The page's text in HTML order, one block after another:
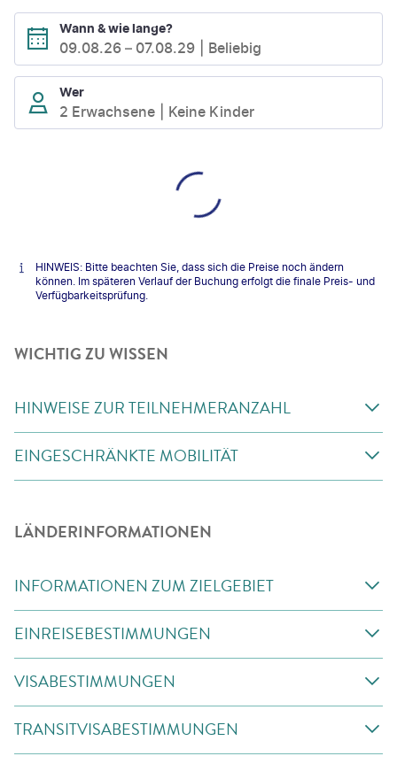
Wann & wie lange?
09.08.26 – 07.08.29 Beliebig
Wer
2 Erwachsene Keine Kinder
HINWEIS: Bitte beachten Sie, dass sich die Preise noch ändern
können. Im späteren Verlauf der Buchung erfolgt die finale Preis- und
Verfügbarkeitsprüfung.
WICHTIG ZU WISSEN
HINWEISE ZUR TEILNEHMERANZAHL
EINGESCHRÄNKTE MOBILITÄT
LÄNDERINFORMATIONEN
INFORMATIONEN ZUM ZIELGEBIET
EINREISEBESTIMMUNGEN
VISABESTIMMUNGEN
TRANSITVISABESTIMMUNGEN